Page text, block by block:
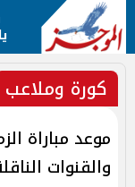
كورة وملاعب
موعد مباراة
والقنوات